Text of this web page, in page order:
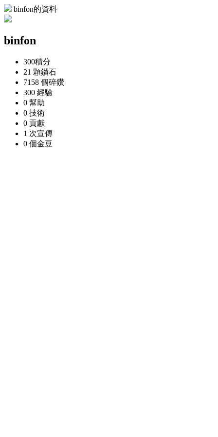
binfon的資料
binfon
300積分
21 顆鑽石
7158 個碎鑽
300 經驗
0 幫助
0 技術
0 貢獻
1 次宣傳
0 個金豆